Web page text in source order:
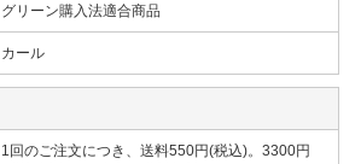
グリーン購入法適合商品
カール
1回のご注文につき、送料550円(税込)。3300円